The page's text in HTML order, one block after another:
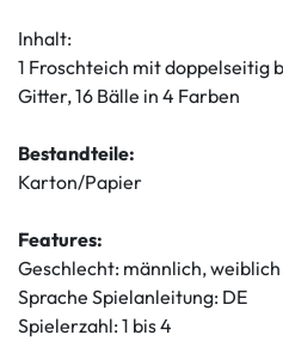
Inhalt:
1 Froschteich mit doppelseitig
Gitter, 16 Bälle in 4 Farben
Bestandteile:
Karton/Papier
Features:
Geschlecht: männlich, weiblich
Sprache Spielanleitung: DE
Spielerzahl: 1 bis 4